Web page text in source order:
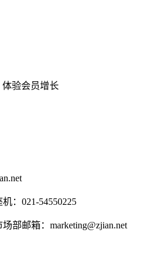
体验会员增长
机：021-54550225
场部邮箱：marketing@zjian.net